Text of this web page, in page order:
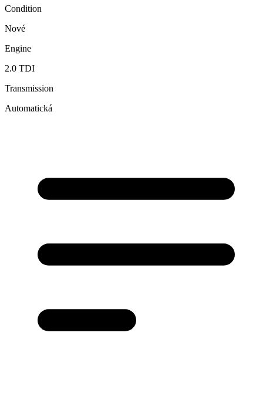
Condition
Nové
Engine
2.0 TDI
Transmission
Automatická